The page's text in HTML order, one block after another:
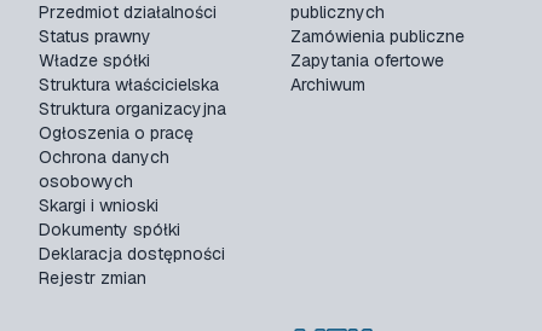
Przedmiot działalności
Status prawny
Władze spółki
Struktura właścicielska
Struktura organizacyjna
Ogłoszenia o pracę
Ochrona danych
osobowych
Skargi i wnioski
Dokumenty spółki
Deklaracja dostępności
Rejestr zmian
publicznych
Zamówienia publiczne
Zapytania ofertowe
Archiwum